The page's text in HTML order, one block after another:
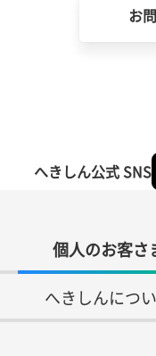
お
へきしん公式 SNS
個人のお客さ
へきしんにつ